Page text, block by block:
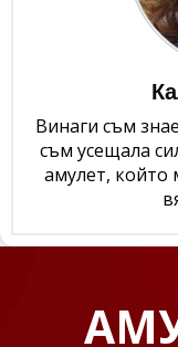
Винаги съм
съм усещала
амулет, който